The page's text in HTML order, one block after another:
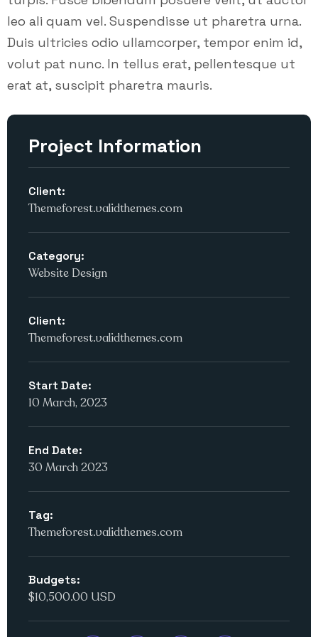
leo ali quam vel. Suspendisse ut pharetra urna.
Duis ultricies odio ullamcorper, tempor enim id,
volut pat nunc. In tellus erat, pellentesque ut
erat at, suscipit pharetra mauris.
Project Information
Client:
Themeforest.validthemes.com
Category:
Website Design
Client:
Themeforest.validthemes.com
Start Date:
10 March, 2023
End Date:
30 March 2023
Tag:
Themeforest.validthemes.com
Budgets:
$10,500.00 USD